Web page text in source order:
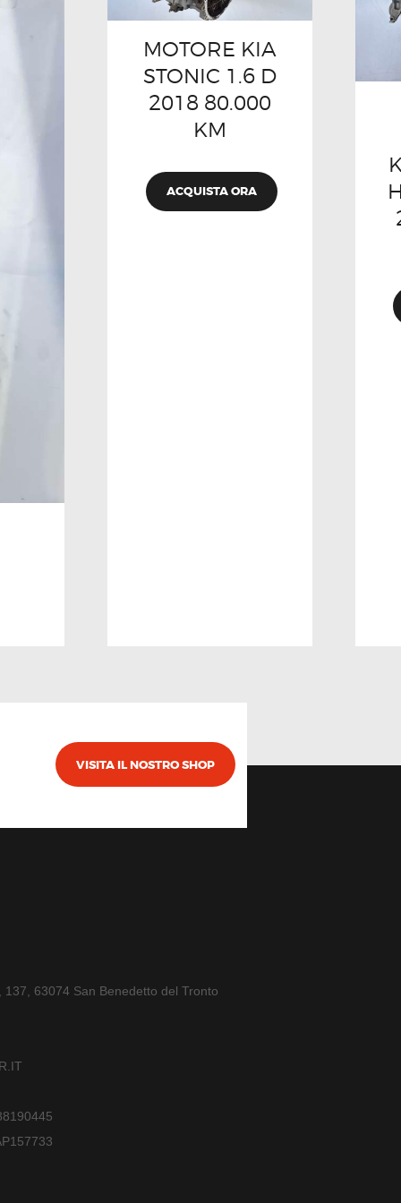
MOTORE KIA
STONIC 1.6 D
2018 80.000
KM
ACQUISTA ORA
VISITA IL NOSTRO SHOP
137, 63074 San Benedetto del Tronto